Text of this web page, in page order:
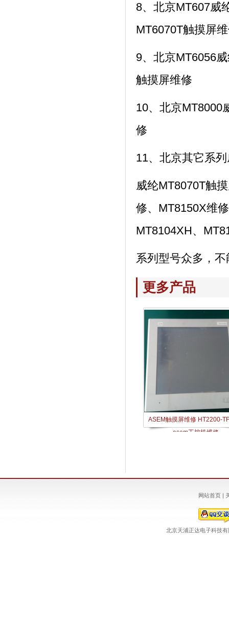
8、北京MT607威
MT6070T触摸屏
9、北京MT6056
触摸屏维修
10、北京MT8000
修
11、北京其它系
威纶MT8070T触
修、MT8150X维
MT8104XH、
系列型号众多，
更多产品
ASEM触摸屏维修 HT2200-
asem工控机维修
网站首页 |
北京天浦正达电子科技